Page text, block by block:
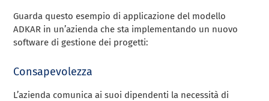
Guarda questo esempio di applicazione del modello
ADKAR in un’azienda che sta implementando un nuovo
software di gestione dei progetti:
Consapevolezza
L’azienda comunica ai suoi dipendenti la necessità di